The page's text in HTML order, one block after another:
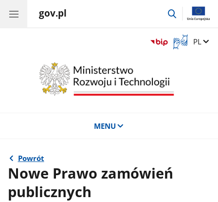
gov.pl
przejdź
Otwórz
okno
migowego
Zmień
PL
MENU
Powrót
Nowe Prawo zamówień
publicznych